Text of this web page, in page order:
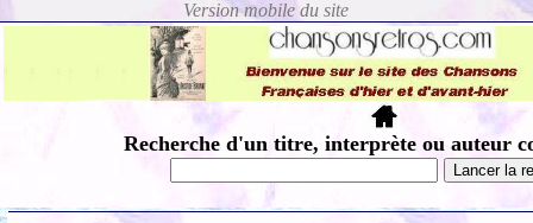
Recherche d'un titre, interprète ou auteur